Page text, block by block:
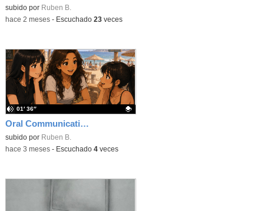
Contenido educativo.
subido por Ruben B.
-hace 2 meses- Escuchado 23veces
Oral Communication in English: Dialogue Strategies - Beachtime
Contenido educativo.
subido por Ruben B.
01′ 36″
-hace 3 meses- Escuchado 4veces